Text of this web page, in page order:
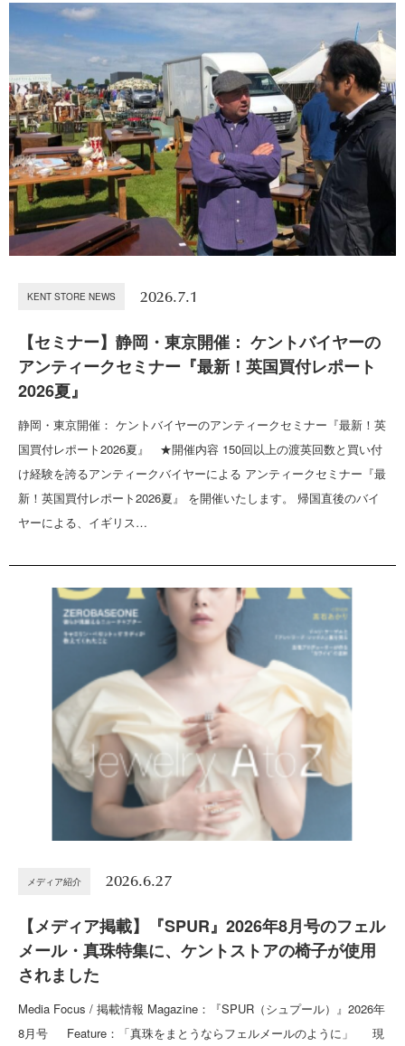
KENT STORE NEWS 2026.7.1
【セミナー】静岡・東京開催： ケントバイヤーの
アンティークセミナー『最新！英国買付レポート
2026夏』
静岡・東京開催： ケントバイヤーのアンティークセミナー『最新！英
国買付レポート2026夏』 ★開催内容 150回以上の渡英回数と買い付
け経験を誇るアンティークバイヤーによる アンティークセミナー『最
新！英国買付レポート2026夏』 を開催いたします。 帰国直後のバイ
ヤーによる、イギリス…
メディア紹介 2026.6.27
【メディア掲載】『SPUR』2026年8月号のフェル
メール・真珠特集に、ケントストアの椅子が使用
されました
Media Focus / 掲載情報 Magazine：『SPUR（シュプール）』2026年
8月号 Feature：「真珠をまとうならフェルメールのように」 現